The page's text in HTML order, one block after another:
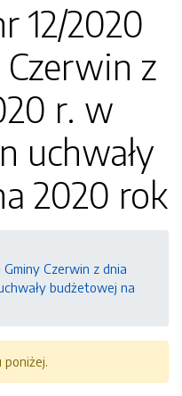
12/2020
z
r. w
uchwały
2020 rok
Czerwin z dnia
budżetowej na
poniżej.